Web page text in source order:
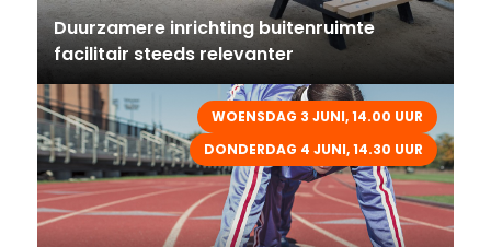
Duurzamere inrichting buitenruimte
facilitair steeds relevanter
WOENSDAG 3 JUNI, 14.00 UUR
DONDERDAG 4 JUNI, 14.30 UUR